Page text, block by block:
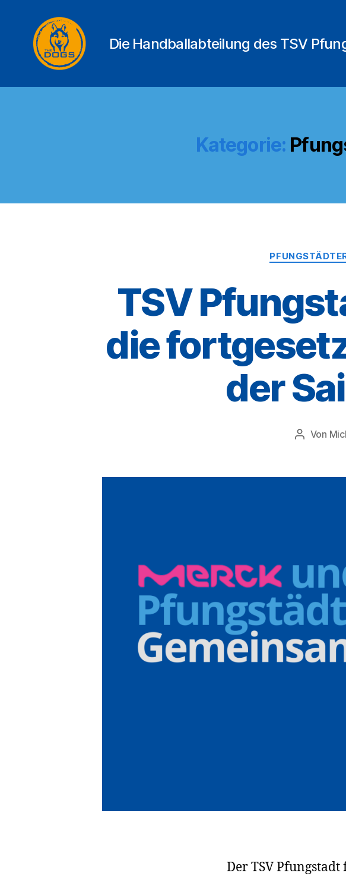
DOGS
Die Handballabteilung des TSV
Kategorie:
TSV
die
der
Von
Der TSV